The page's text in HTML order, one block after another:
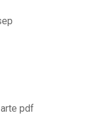
pdf